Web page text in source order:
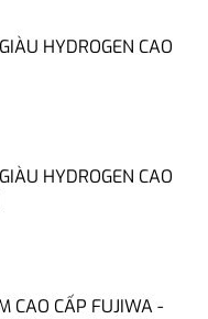
HYDROGEN CAO
HYDROGEN CAO
CAO CẤP FUJIWA -